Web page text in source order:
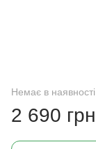
Немає в наявності
2 690 грн